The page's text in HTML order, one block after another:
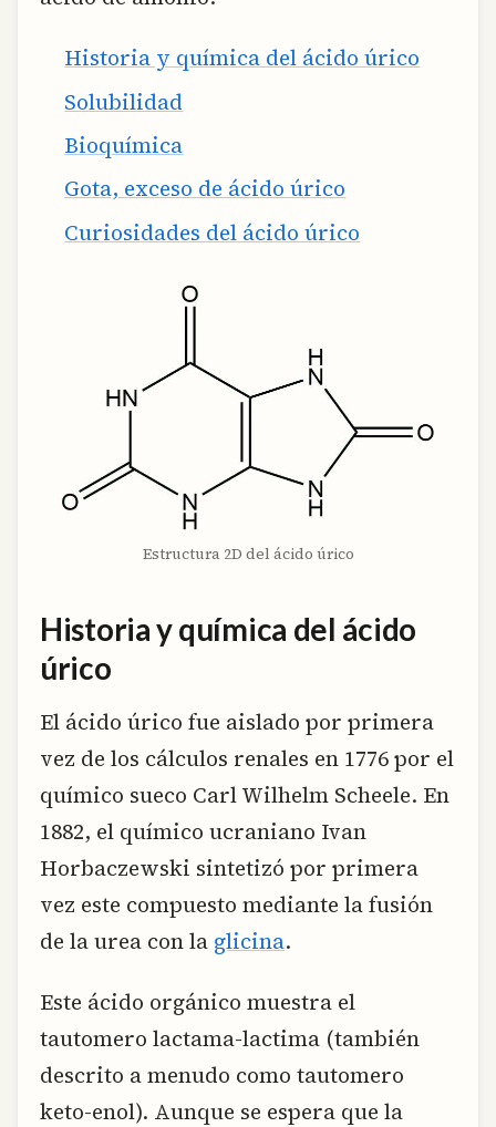
Historia y química del ácido úrico
Solubilidad
Bioquímica
Gota, exceso de ácido úrico
Curiosidades del ácido úrico
Estructura 2D del ácido úrico
Historia y química del ácido
úrico
El ácido úrico fue aislado por primera
vez de los cálculos renales en 1776 por el
químico sueco Carl Wilhelm Scheele. En
1882, el químico ucraniano Ivan
Horbaczewski sintetizó por primera
vez este compuesto mediante la fusión
de la urea con la glicina.
Este ácido orgánico muestra el
tautomero lactama-lactima (también
descrito a menudo como tautomero
keto-enol). Aunque se espera que la